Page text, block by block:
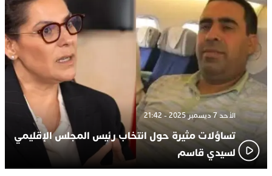
الأحد 7 ديسمبر 2025 - 21:42
تساؤلات مثيرة حول انتخاب رئيس المجلس الإقليمي
لسيدي قاسم